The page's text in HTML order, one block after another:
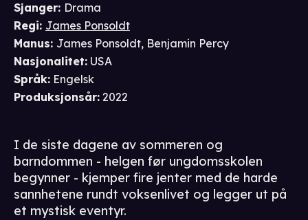
Sjanger: Drama
Regi: James Ponsoldt
Manus: James Ponsoldt, Benjamin Percy
Nasjonalitet: USA
Språk: Engelsk
Produksjonsår: 2022
I de siste dagene av sommeren og
barndommen - helgen før ungdomsskolen
begynner - kjemper fire jenter med de harde
sannhetene rundt voksenlivet og legger ut på
et mystisk eventyr.